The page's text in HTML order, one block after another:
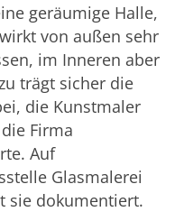
geräumige Halle,
von außen sehr
im Inneren aber
trägt sicher die
die Kunstmaler
Firma
Auf
Glasmalerei
sie dokumentiert.